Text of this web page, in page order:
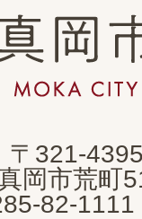
市
CITY
〒321-
岡市荒町
82-1111